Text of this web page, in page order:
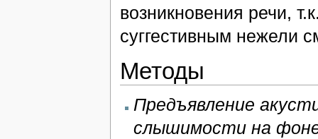
возникновения речи,
суггестивным нежели
Методы
Предъявление
слышимости на